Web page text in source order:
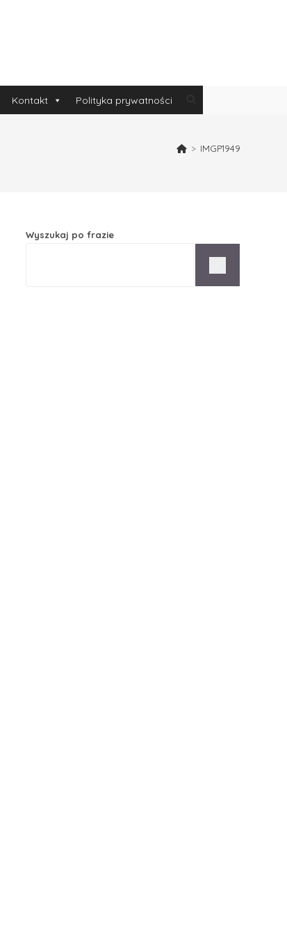
Kontakt Polityka prywatności
> IMGP1949
Wyszukaj po frazie